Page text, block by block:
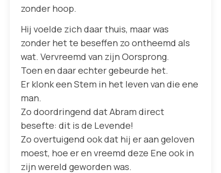
zonder hoop.
Hij voelde zich daar thuis, maar was
zonder het te beseffen zo ontheemd als
wat. Vervreemd van zijn Oorsprong.
Toen en daar echter gebeurde het.
Er klonk een Stem in het leven van die ene
man.
Zo doordringend dat Abram direct
besefte: dit is de Levende!
Zo overtuigend ook dat hij er aan geloven
moest, hoe er en vreemd deze Ene ook in
zijn wereld geworden was.